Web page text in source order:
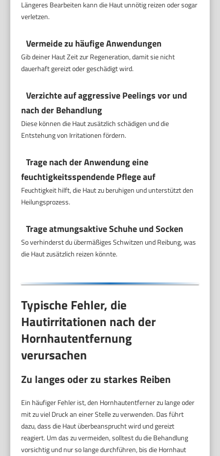
Längeres Bearbeiten kann die Haut unnötig reizen oder sogar
verletzen.
Vermeide zu häufige Anwendungen
Gib deiner Haut Zeit zur Regeneration, damit sie nicht
dauerhaft gereizt oder geschädigt wird.
Verzichte auf aggressive Peelings vor und
nach der Behandlung
Diese können die Haut zusätzlich schädigen und die
Entstehung von Irritationen fördern.
Trage nach der Anwendung eine
feuchtigkeitsspendende Pflege auf
Feuchtigkeit hilft, die Haut zu beruhigen und unterstützt den
Heilungsprozess.
Trage atmungsaktive Schuhe und Socken
So verhinderst du übermäßiges Schwitzen und Reibung, was
die Haut zusätzlich reizen könnte.
Typische Fehler, die
Hautirritationen nach der
Hornhautentfernung
verursachen
Zu langes oder zu starkes Reiben
Ein häufiger Fehler ist, den Hornhautentferner zu lange oder
mit zu viel Druck an einer Stelle zu verwenden. Das führt
dazu, dass die Haut überbeansprucht wird und gereizt
reagiert. Um das zu vermeiden, solltest du die Behandlung
vorsichtig und nur so lange durchführen, bis die Hornhaut